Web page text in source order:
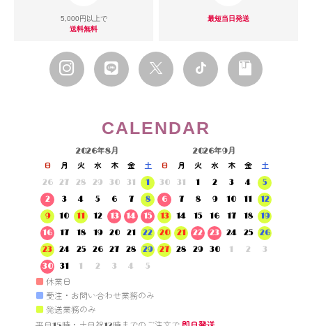
5,000円以上で
送料無料
最短当日発送
CALENDAR
2026年8月
日 月 火 水 木 金
土
26
27 28 29 30 31
1
2
3 4 5 6 7
8
9
10 11 12 13 14
15
16
17 18 19 20 21
22
23
24 25 26 27 28
29
30
31 1 2 3 4 5
2026年9月
日 月 火 水 木 金
土
30
31 1 2 3 4
5
6
7 8 9 10 11
12
13
14 15 16 17 18
19
20
21 22 23 24 25
26
27
28 29 30 1 2 3
■ 休業日
■ 受注・お問い合わせ業務のみ
■ 発送業務のみ